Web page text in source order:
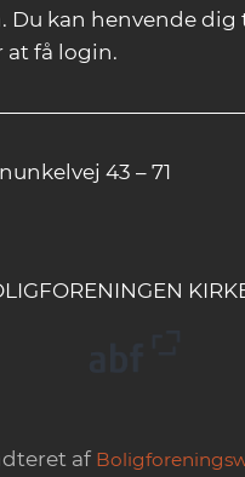
Du kan henvende
få login.
43 – 71
af